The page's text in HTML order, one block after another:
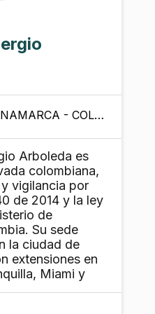
97
especialidades
148
sedes.
- COLOMBIA
Arboleda es
colombiana,
vigilancia por
de 2014 y la ley
de
Su sede
la ciudad de
extensiones en
Miami y